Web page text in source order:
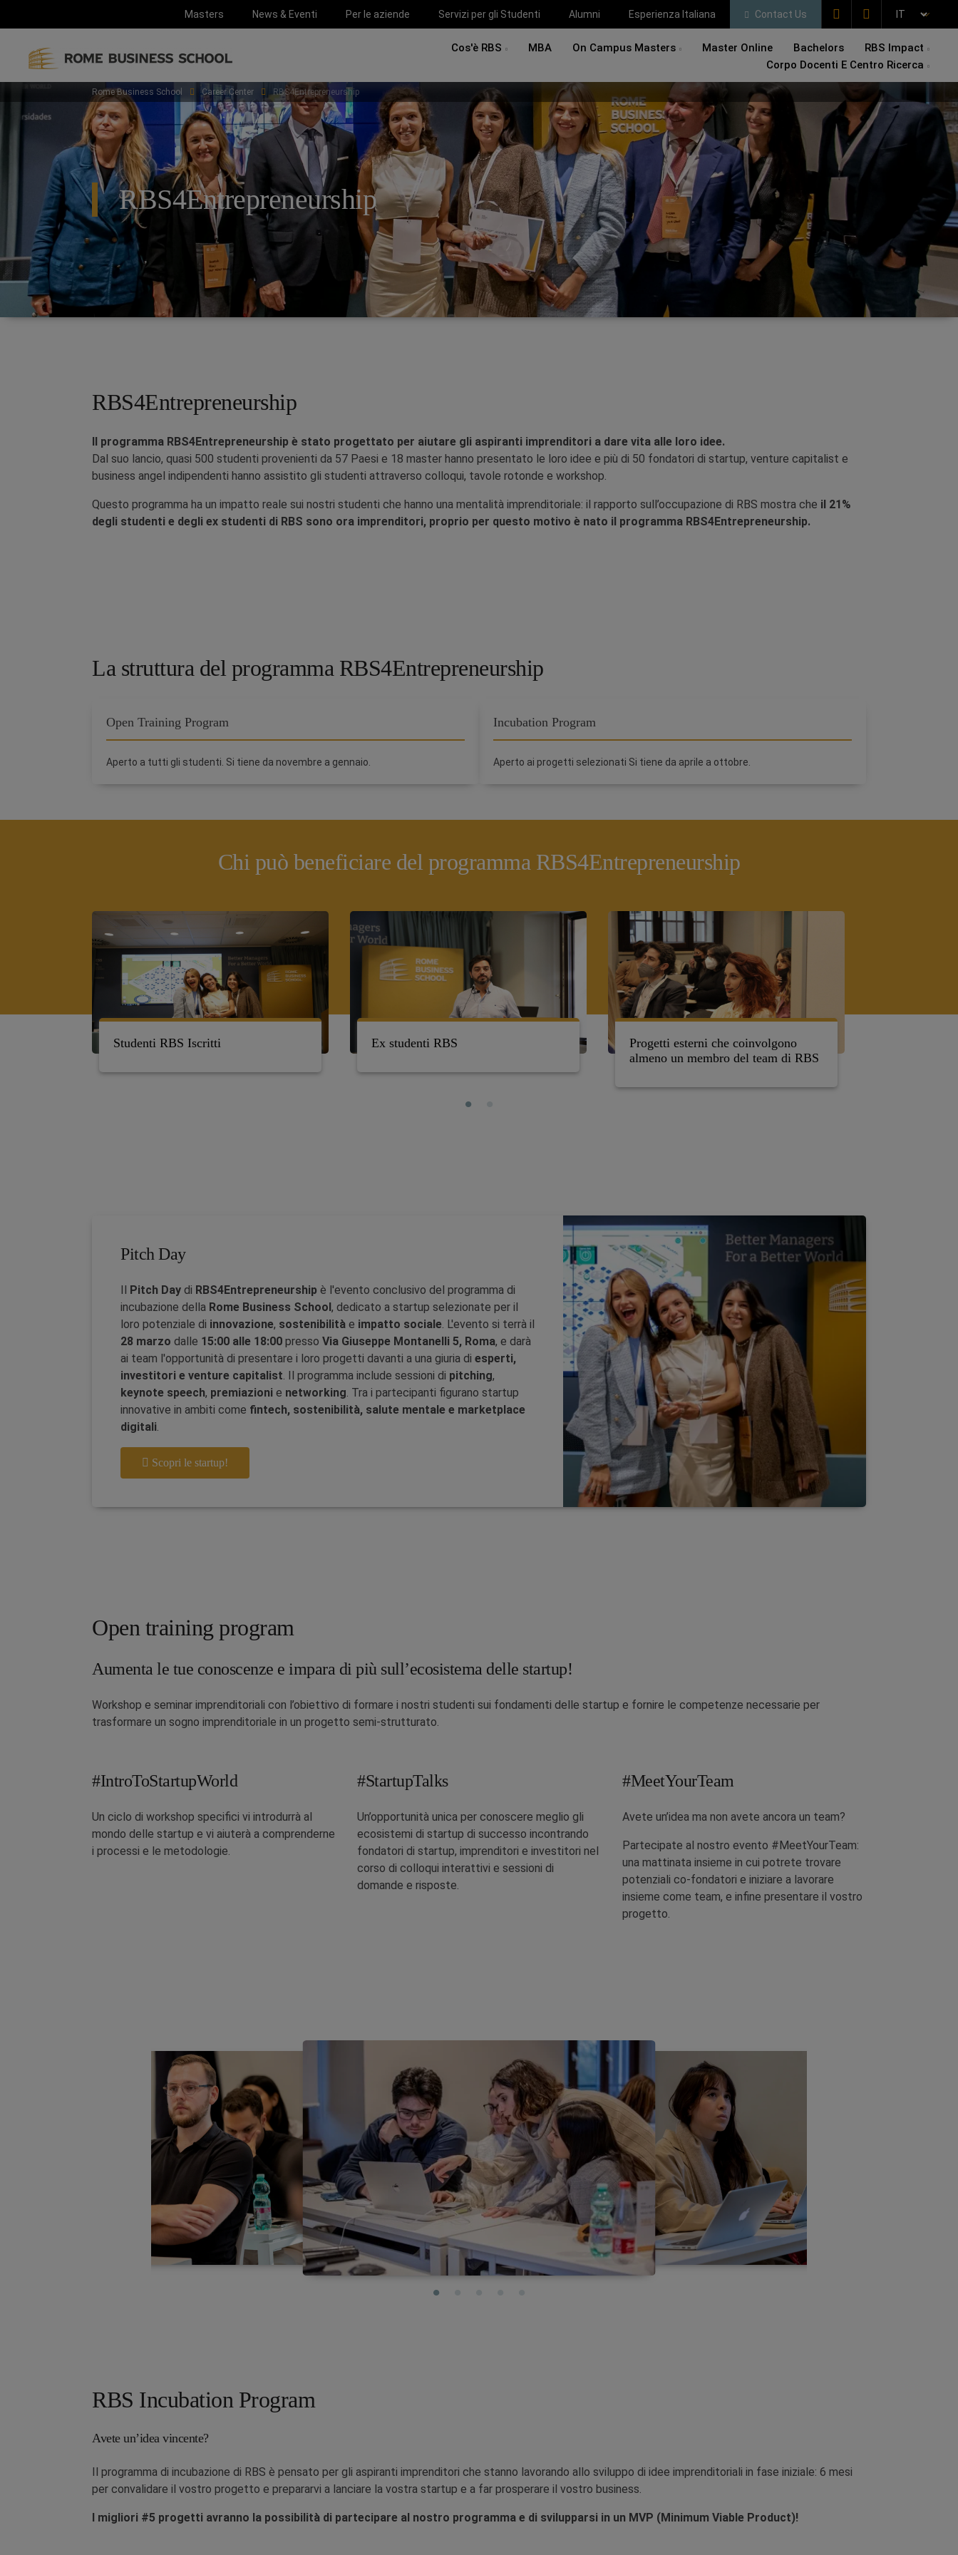
Masters News & Eventi Per le aziende Servizi per gli Studenti Alumni Esperienza Italiana Contact Us
Cos'è RBS MBA On Campus Masters Master Online Bachelors
RBS Impact
Corpo Docenti E Centro Ricerca
RBS4Entrepreneurship
Rome Business School Career Center RBS4Entrepreneurship
RBS4Entrepreneurship
Il programma RBS4Entrepreneurship è stato progettato per aiutare gli aspiranti imprenditori a dare vita alle loro idee.
Dal suo lancio, quasi 500 studenti provenienti da 57 Paesi e 18 master hanno presentato le loro idee e più di 50 fondatori di startup, venture capitalist e
business angel indipendenti hanno assistito gli studenti attraverso colloqui, tavole rotonde e workshop.
Questo programma ha un impatto reale sui nostri studenti che hanno una mentalità imprenditoriale: il rapporto sull’occupazione di RBS mostra che il 21%
degli studenti e degli ex studenti di RBS sono ora imprenditori, proprio per questo motivo è nato il programma RBS4Entrepreneurship.
La struttura del programma RBS4Entrepreneurship
Open Training Program
Aperto a tutti gli studenti. Si tiene da novembre a gennaio.
Incubation Program
Aperto ai progetti selezionati Si tiene da aprile a ottobre.
Chi può beneficiare del programma RBS4Entrepreneurship
Studenti RBS Iscritti Ex studenti RBS
Progetti esterni che coinvolgono
almeno un membro del team di RBS
Pitch Day
Il Pitch Day di RBS4Entrepreneurship è l'evento conclusivo del programma di
incubazione della Rome Business School, dedicato a startup selezionate per il
loro potenziale di innovazione, sostenibilità e impatto sociale. L'evento si terrà il
28 marzo dalle 15:00 alle 18:00 presso Via Giuseppe Montanelli 5, Roma, e darà
ai team l'opportunità di presentare i loro progetti davanti a una giuria di esperti,
investitori e venture capitalist. Il programma include sessioni di pitching,
keynote speech, premiazioni e networking. Tra i partecipanti figurano startup
innovative in ambiti come fintech, sostenibilità, salute mentale e marketplace
digitali.
Scopri le startup!
Open training program
Aumenta le tue conoscenze e impara di più sull’ecosistema delle startup!
Workshop e seminar imprenditoriali con l’obiettivo di formare i nostri studenti sui fondamenti delle startup e fornire le competenze necessarie per
trasformare un sogno imprenditoriale in un progetto semi-strutturato.
#IntroToStartupWorld
Un ciclo di workshop specifici vi introdurrà al
mondo delle startup e vi aiuterà a comprenderne
i processi e le metodologie.
#StartupTalks
Un’opportunità unica per conoscere meglio gli
ecosistemi di startup di successo incontrando
fondatori di startup, imprenditori e investitori nel
corso di colloqui interattivi e sessioni di
domande e risposte.
#MeetYourTeam
Avete un’idea ma non avete ancora un team?
Partecipate al nostro evento #MeetYourTeam:
una mattinata insieme in cui potrete trovare
potenziali co-fondatori e iniziare a lavorare
insieme come team, e infine presentare il vostro
progetto.
RBS Incubation Program
Avete un’idea vincente?
Il programma di incubazione di RBS è pensato per gli aspiranti imprenditori che stanno lavorando allo sviluppo di idee imprenditoriali in fase iniziale: 6 mesi
per convalidare il vostro progetto e prepararvi a lanciare la vostra startup e a far prosperare il vostro business.
I migliori #5 progetti avranno la possibilità di partecipare al nostro programma e di svilupparsi in un MVP (Minimum Viable Product)!